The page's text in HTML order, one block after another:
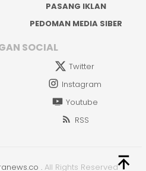
PASANG IKLAN
PEDOMAN MEDIA SIBER
SOCIAL
Twitter
Instagram
Youtube
RSS
. All Rights Reserved